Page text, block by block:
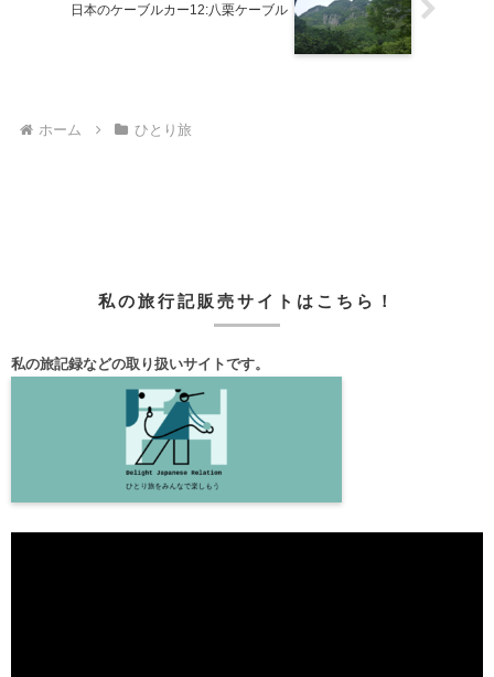
日本のケーブルカー12:八栗ケーブル
ホーム ひとり旅
私の旅行記販売サイトはこちら！
私の旅記録などの取り扱いサイトです。